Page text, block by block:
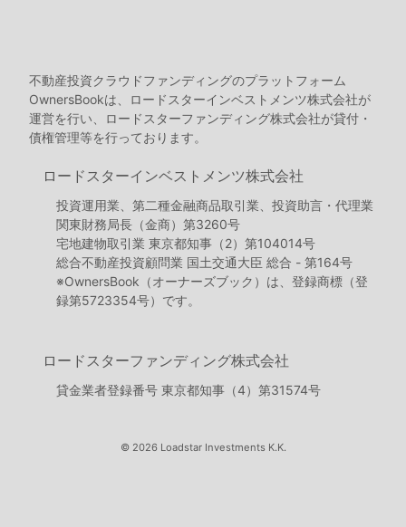
不動産投資クラウドファンディングのプラットフォーム
OwnersBookは、ロードスターインベストメンツ株式会社が
運営を行い、ロードスターファンディング株式会社が貸付・
債権管理等を行っております。
ロードスターインベストメンツ株式会社
投資運用業、第二種金融商品取引業、投資助言・代理業
関東財務局長（金商）第3260号
宅地建物取引業 東京都知事（2）第104014号
総合不動産投資顧問業 国土交通大臣 総合 - 第164号
※OwnersBook（オーナーズブック）は、登録商標（登
録第5723354号）です。
ロードスターファンディング株式会社
貸金業者登録番号 東京都知事（4）第31574号
© 2026 Loadstar Investments K.K.